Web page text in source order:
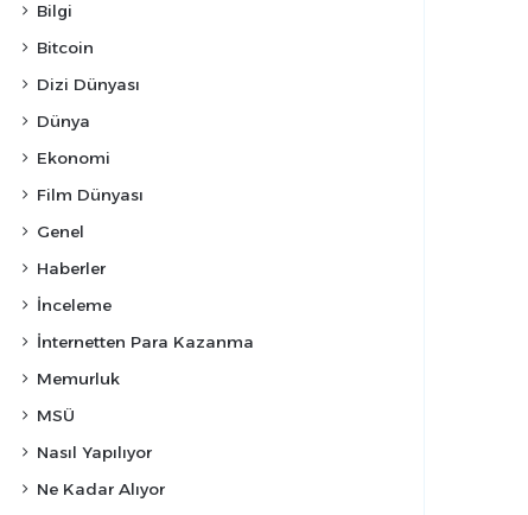
Bilgi
Bitcoin
Dizi Dünyası
Dünya
Ekonomi
Film Dünyası
Genel
Haberler
İnceleme
İnternetten Para Kazanma
Memurluk
MSÜ
Nasıl Yapılıyor
Ne Kadar Alıyor